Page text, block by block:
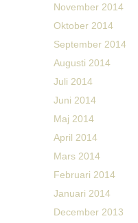
November 2014
Oktober 2014
September 2014
Augusti 2014
Juli 2014
Juni 2014
Maj 2014
April 2014
Mars 2014
Februari 2014
Januari 2014
December 2013